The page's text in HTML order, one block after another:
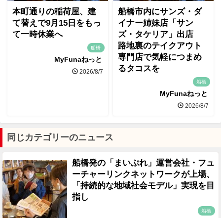
本町通りの稲荷屋、建
て替えで9月15日をもっ
て一時休業へ
船橋
MyFunaねっと
2026/8/7
船橋市内にサンズ・ダ
イナー姉妹店「サン
ズ・タケリア」出店
路地裏のテイクアウト
専門店で気軽につまめ
るタコスを
船橋
MyFunaねっと
2026/8/7
同じカテゴリーのニュース
船橋発の「まいぷれ」運営会社・フュ
ーチャーリンクネットワークが上場、
「持続的な地域社会モデル」実現を目
指し
船橋